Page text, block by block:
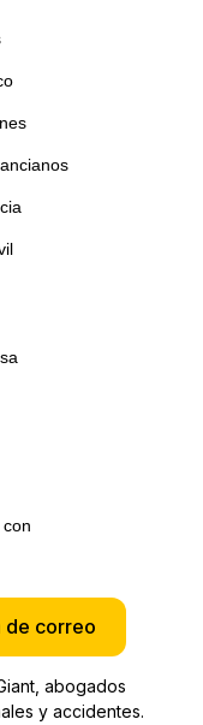
de correo
abogados
y accidentes.